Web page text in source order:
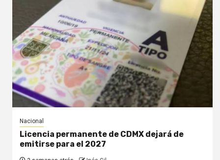
Nacional
Licencia permanente de CDMX dejará de
emitirse para el 2027